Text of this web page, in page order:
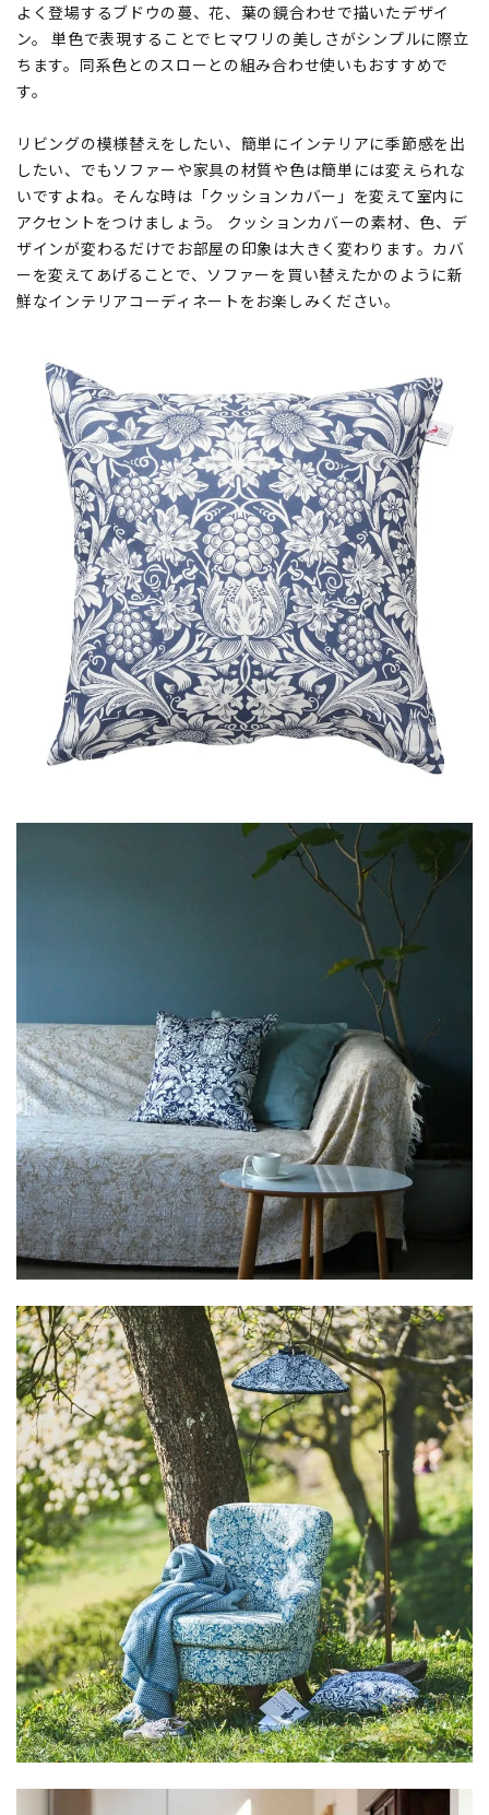
よく登場するブドウの蔓、花、葉の鏡合わせで描いたデザイ
ン。 単色で表現することでヒマワリの美しさがシンプルに際立
ちます。同系色とのスローとの組み合わせ使いもおすすめで
す。
リビングの模様替えをしたい、簡単にインテリアに季節感を出
したい、でもソファーや家具の材質や色は簡単には変えられな
いですよね。そんな時は「クッションカバー」を変えて室内に
アクセントをつけましょう。 クッションカバーの素材、色、デ
ザインが変わるだけでお部屋の印象は大きく変わります。カバ
ーを変えてあげることで、ソファーを買い替えたかのように新
鮮なインテリアコーディネートをお楽しみください。